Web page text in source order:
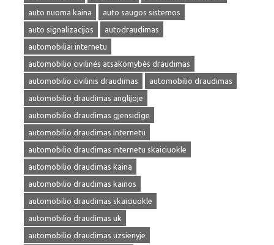
auto nuoma kaina
auto saugos sistemos
auto signalizacijos
autodraudimas
automobiliai internetu
automobilio civilinės atsakomybės draudimas
automobilio civilinis draudimas
automobilio draudimas
automobilio draudimas anglijoje
automobilio draudimas gjensidige
automobilio draudimas internetu
automobilio draudimas internetu skaiciuokle
automobilio draudimas kaina
automobilio draudimas kainos
automobilio draudimas skaiciuokle
automobilio draudimas uk
automobilio draudimas uzsienyje